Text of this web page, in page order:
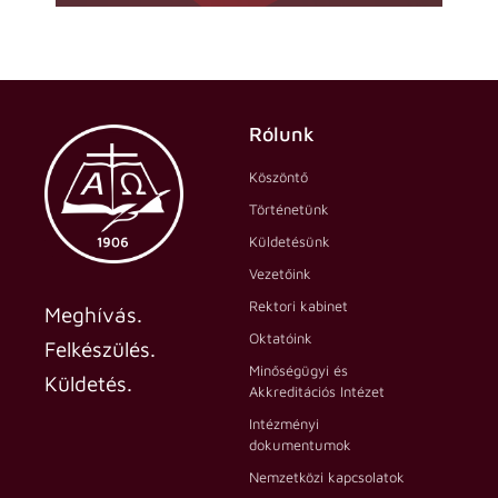
Meghívás.
Felkészülés.
Küldetés.
Rólunk
Köszöntő
Történetünk
Küldetésünk
Vezetőink
Rektori kabinet
Oktatóink
Minőségügyi és
Akkreditációs Intézet
Intézményi
dokumentumok
Nemzetközi kapcsolatok